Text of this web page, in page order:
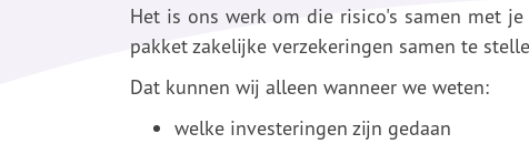
Het is ons werk om die risico's samen met
pakket zakelijke verzekeringen samen te
Dat kunnen wij alleen wanneer we weten:
welke investeringen zijn gedaan